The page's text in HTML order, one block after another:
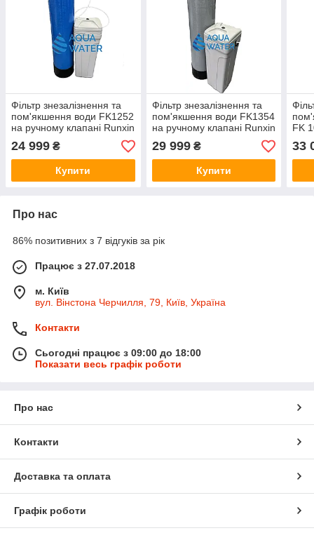
Фільтр знезалізнення та
пом'якшення води FK1252
на ручному клапані Runxin
F64A
24 999 ₴
Купити
Фільтр знезалізнення та
пом'якшення води FK1354
на ручному клапані Runxin
F64A
29 999₴
Купити
FK
33
Про нас
86% позитивних з 7 відгуків за рік
Працює з 27.07.2018
м. Київ
вул. Вінстона Черчилля, 79, Київ, Україна
Контакти
Сьогодні працює з 09:00 до 18:00
Показати весь графік роботи
Про нас
Контакти
Доставка та оплата
Графік роботи